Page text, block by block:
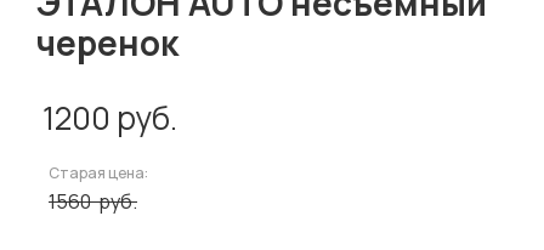
черенок
1200 руб.
Старая цена:
1560руб.